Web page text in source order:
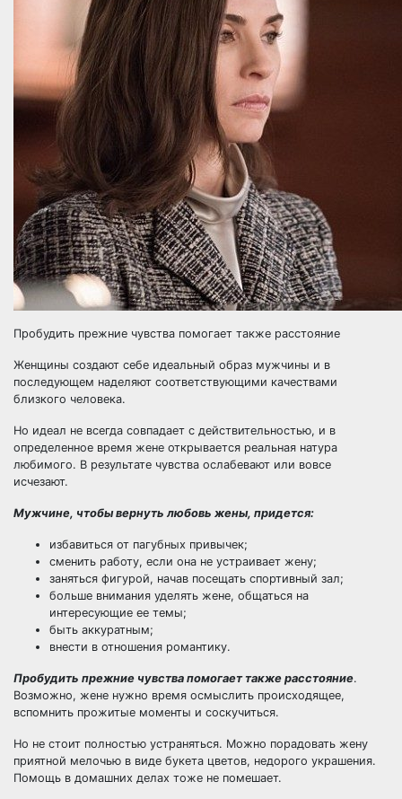
Пробудить прежние чувства помогает также расстояние
Женщины создают себе идеальный образ мужчины и в
последующем наделяют соответствующими качествами
близкого человека.
Но идеал не всегда совпадает с действительностью, и в
определенное время жене открывается реальная натура
любимого. В результате чувства ослабевают или вовсе
исчезают.
Мужчине, чтобы вернуть любовь жены, придется:
избавиться от пагубных привычек;
сменить работу, если она не устраивает жену;
заняться фигурой, начав посещать спортивный зал;
больше внимания уделять жене, общаться на
интересующие ее темы;
быть аккуратным;
внести в отношения романтику.
Пробудить прежние чувства помогает также расстояние.
Возможно, жене нужно время осмыслить происходящее,
вспомнить прожитые моменты и соскучиться.
Но не стоит полностью устраняться. Можно порадовать жену
приятной мелочью в виде букета цветов, недорого украшения.
Помощь в домашних делах тоже не помешает.